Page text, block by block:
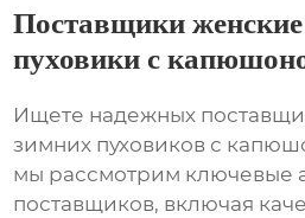
Поставщики
пуховики с
Ищете надежных
зимних пуховиков с
мы рассмотрим ключевые
поставщиков, включая